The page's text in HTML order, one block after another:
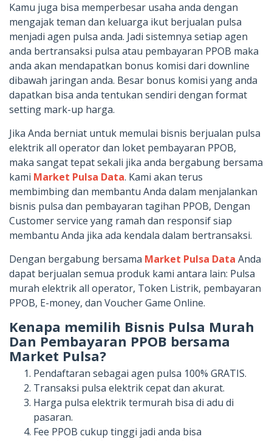
Kamu juga bisa memperbesar usaha anda dengan
mengajak teman dan keluarga ikut berjualan pulsa
menjadi agen pulsa anda. Jadi sistemnya setiap agen
anda bertransaksi pulsa atau pembayaran PPOB maka
anda akan mendapatkan bonus komisi dari downline
dibawah jaringan anda. Besar bonus komisi yang anda
dapatkan bisa anda tentukan sendiri dengan format
setting mark-up harga.
Jika Anda berniat untuk memulai bisnis berjualan pulsa
elektrik all operator dan loket pembayaran PPOB,
maka sangat tepat sekali jika anda bergabung bersama
kami Market Pulsa Data. Kami akan terus
membimbing dan membantu Anda dalam menjalankan
bisnis pulsa dan pembayaran tagihan PPOB, Dengan
Customer service yang ramah dan responsif siap
membantu Anda jika ada kendala dalam bertransaksi.
Dengan bergabung bersama Market Pulsa Data Anda
dapat berjualan semua produk kami antara lain: Pulsa
murah elektrik all operator, Token Listrik, pembayaran
PPOB, E-money, dan Voucher Game Online.
Kenapa memilih Bisnis Pulsa Murah
Dan Pembayaran PPOB bersama
Market Pulsa?
Pendaftaran sebagai agen pulsa 100% GRATIS.
Transaksi pulsa elektrik cepat dan akurat.
Harga pulsa elektrik termurah bisa di adu di
pasaran.
Fee PPOB cukup tinggi jadi anda bisa